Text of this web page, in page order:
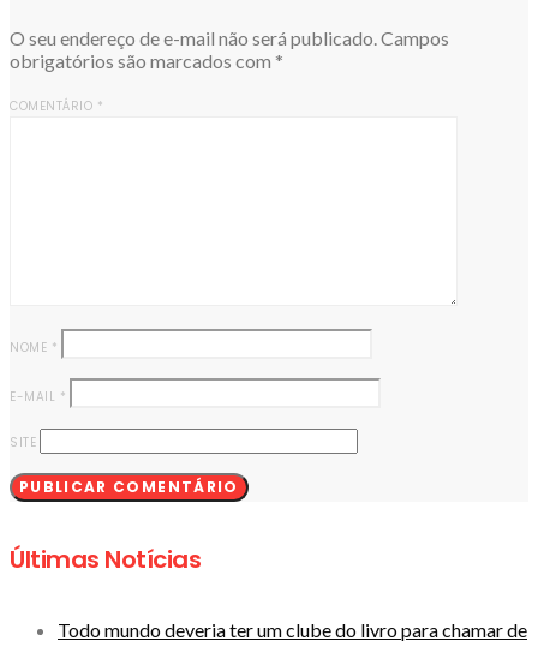
O seu endereço de e-mail não será publicado.Campos
obrigatórios são marcados com *
COMENTÁRIO *
NOME *
E-MAIL *
SITE
Últimas Notícias
Todo mundo deveria ter um clube do livro para chamar de